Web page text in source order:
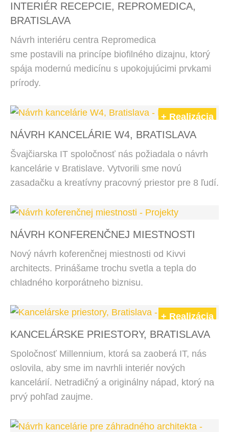
INTERIÉR RECEPCIE, REPROMEDICA,
BRATISLAVA
Návrh interiéru centra Repromedica
sme postavili na princípe biofilného dizajnu, ktorý
spája modernú medicínu s upokojujúcimi prvkami
prírody.
+ Realizácia
NÁVRH KANCELÁRIE W4, BRATISLAVA
Švajčiarska IT spoločnosť nás požiadala o návrh
kancelárie v Bratislave. Vytvorili sme novú
zasadačku a kreatívny pracovný priestor pre 8 ľudí.
NÁVRH KONFERENČNEJ MIESTNOSTI
Nový návrh koferenčnej miestnosti od Kivvi
architects. Prinášame trochu svetla a tepla do
chladného korporátneho biznisu.
+ Realizácia
KANCELÁRSKE PRIESTORY, BRATISLAVA
Spoločnosť Millennium, ktorá sa zaoberá IT, nás
oslovila, aby sme im navrhli interiér nových
kancelárií. Netradičný a originálny nápad, ktorý na
prvý pohľad zaujme.